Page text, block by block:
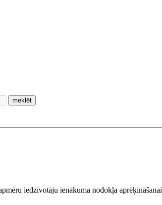
meklēt
iedzīvotāju ienākuma nodokļa aprēķināšanai